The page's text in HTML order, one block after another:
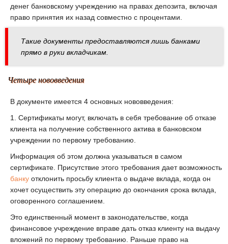
денег банковскому учреждению на правах депозита, включая
право принятия их назад совместно с процентами.
Такие документы предоставляются лишь банками
прямо в руки вкладчикам.
Четыре нововведения
В документе имеется 4 основных нововведения:
1. Сертификаты могут, включать в себя требование об отказе
клиента на получение собственного актива в банковском
учреждении по первому требованию.
Информация об этом должна указываться в самом
сертификате. Присутствие этого требования дает возможность
банку отклонить просьбу клиента о выдаче вклада, когда он
хочет осуществить эту операцию до окончания срока вклада,
оговоренного соглашением.
Это единственный момент в законодательстве, когда
финансовое учреждение вправе дать отказ клиенту на выдачу
вложений по первому требованию. Раньше право на